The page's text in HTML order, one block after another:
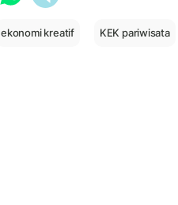
ekonomi kreatif KEK pariwisata